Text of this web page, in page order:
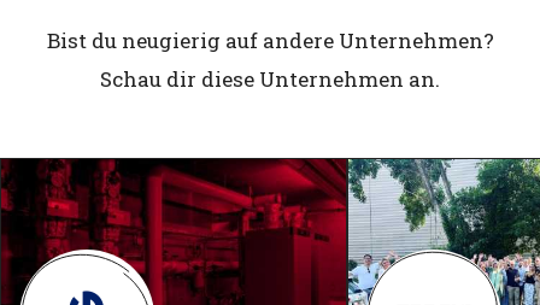
Bist du neugierig auf andere Unternehmen?
Schau dir diese Unternehmen an.